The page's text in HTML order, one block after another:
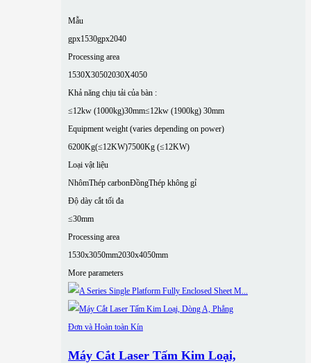
Mẫu
gpx1530gpx2040
Processing area
1530X30502030X4050
Khả năng chịu tải của bàn :
≤12kw (1000kg)30mm≤12kw (1900kg) 30mm
Equipment weight (varies depending on power)
6200Kg(≤12KW)7500Kg (≤12KW)
Loại vật liệu
NhômThép carbonĐồngThép không gỉ
Độ dày cắt tối đa
≤30mm
Processing area
1530x3050mm2030x4050mm
More parameters
Máy Cắt Laser Tấm Kim Loại,